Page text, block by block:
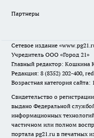
Партнеры
Сетевое издание
Учредитель ООО «Город 21»
Главный редактор: Кошкина
Редакция: 8 (8352) 202-400,
Возрастная категория сайта:
Свидетельство о
выдано Федеральной
информационных
частичном или полном
портала pg21.ru в печатных